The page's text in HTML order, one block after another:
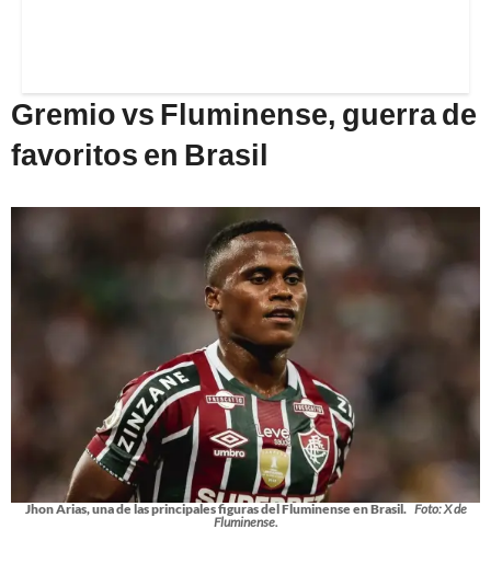
Gremio vs Fluminense, guerra de
favoritos en Brasil
Jhon Arias, una de las principales figuras del Fluminense en Brasil. Foto: X de
Fluminense.